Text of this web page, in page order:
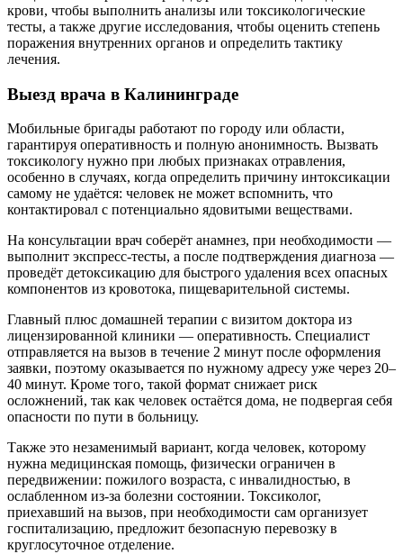
крови, чтобы выполнить анализы или токсикологические
тесты, а также другие исследования, чтобы оценить степень
поражения внутренних органов и определить тактику
лечения.
Выезд врача в Калининграде
Мобильные бригады работают по городу или области,
гарантируя оперативность и полную анонимность. Вызвать
токсикологу нужно при любых признаках отравления,
особенно в случаях, когда определить причину интоксикации
самому не удаётся: человек не может вспомнить, что
контактировал с потенциально ядовитыми веществами.
На консультации врач соберёт анамнез, при необходимости —
выполнит экспресс-тесты, а после подтверждения диагноза —
проведёт детоксикацию для быстрого удаления всех опасных
компонентов из кровотока, пищеварительной системы.
Главный плюс домашней терапии с визитом доктора из
лицензированной клиники — оперативность. Специалист
отправляется на вызов в течение 2 минут после оформления
заявки, поэтому оказывается по нужному адресу уже через 20–
40 минут. Кроме того, такой формат снижает риск
осложнений, так как человек остаётся дома, не подвергая себя
опасности по пути в больницу.
Также это незаменимый вариант, когда человек, которому
нужна медицинская помощь, физически ограничен в
передвижении: пожилого возраста, с инвалидностью, в
ослабленном из-за болезни состоянии. Токсиколог,
приехавший на вызов, при необходимости сам организует
госпитализацию, предложит безопасную перевозку в
круглосуточное отделение.